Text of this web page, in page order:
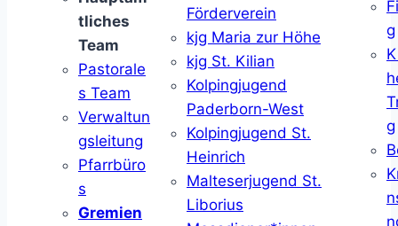
tliches
Team
Pastorale
s Team
Verwaltun
gsleitung
Pfarrbüro
s
Gremien
Förderverein
kjg Maria zur Höhe
kjg St. Kilian
Kolpingjugend
Paderborn-West
Kolpingjugend St.
Heinrich
Malteserjugend St.
Liborius
g
g